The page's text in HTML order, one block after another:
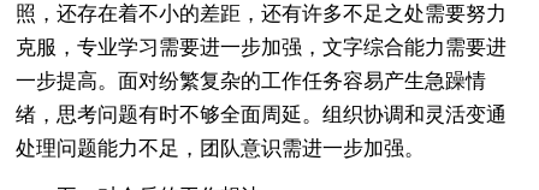
照，还存在着不小的差距，还有许多不足之处需要努力
克服，专业学习需要进一步加强，文字综合能力需要进
一步提高。面对纷繁复杂的工作任务容易产生急躁情
绪，思考问题有时不够全面周延。组织协调和灵活变通
处理问题能力不足，团队意识需进一步加强。